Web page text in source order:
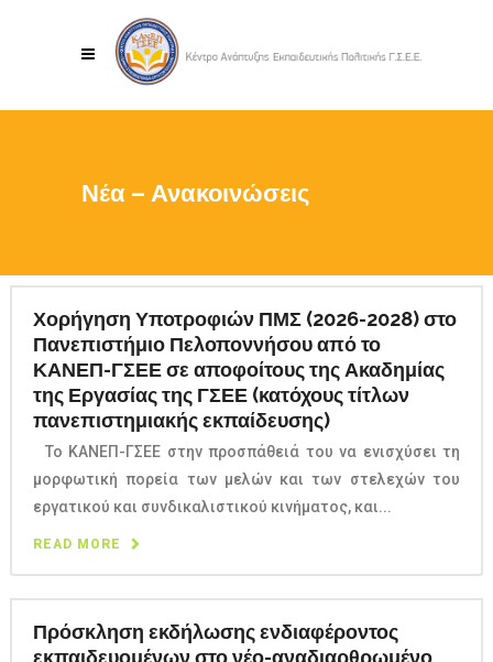
Νέα – Ανακοινώσεις
Χορήγηση Υποτροφιών ΠΜΣ (2026-2028) στο
Πανεπιστήμιο Πελοποννήσου από το
ΚΑΝΕΠ-ΓΣΕΕ σε αποφοίτους της Ακαδημίας
της Εργασίας της ΓΣΕΕ (κατόχους τίτλων
πανεπιστημιακής εκπαίδευσης)
Το ΚΑΝΕΠ-ΓΣΕΕ στην προσπάθειά του να ενισχύσει τη
μορφωτική πορεία των μελών και των στελεχών του
εργατικού και συνδικαλιστικού κινήματος, και...
READ MORE
Πρόσκληση εκδήλωσης ενδιαφέροντος
εκπαιδευομένων στο νέο-αναδιαρθρωμένο